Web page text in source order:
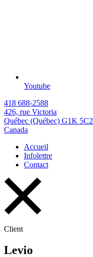
Youtube
418 688-2588
426, rue Victoria
Québec (Québec) G1K 5C2
Canada
Accueil
Infolettre
Contact
Client
Levio